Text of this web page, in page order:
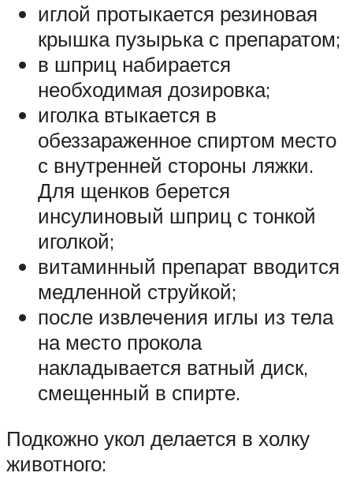
иглой протыкается резиновая
крышка пузырька с препаратом;
в шприц набирается
необходимая дозировка;
иголка втыкается в
обеззараженное спиртом место
с внутренней стороны ляжки.
Для щенков берется
инсулиновый шприц с тонкой
иголкой;
витаминный препарат вводится
медленной струйкой;
после извлечения иглы из тела
на место прокола
накладывается ватный диск,
смещенный в спирте.
Подкожно укол делается в холку
животного: